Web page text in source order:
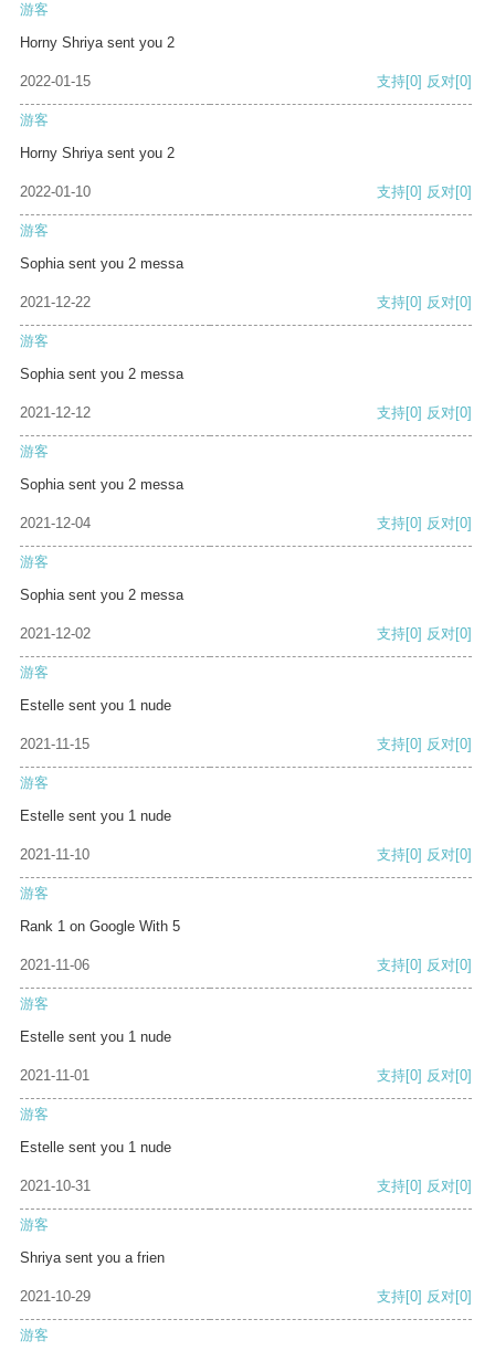
游客
Horny Shriya sent you 2
2022-01-15 支持[0] 反对[0]
游客
Horny Shriya sent you 2
2022-01-10 支持[0] 反对[0]
游客
Sophia sent you 2 messa
2021-12-22 支持[0] 反对[0]
游客
Sophia sent you 2 messa
2021-12-12 支持[0] 反对[0]
游客
Sophia sent you 2 messa
2021-12-04 支持[0] 反对[0]
游客
Sophia sent you 2 messa
2021-12-02 支持[0] 反对[0]
游客
Estelle sent you 1 nude
2021-11-15 支持[0] 反对[0]
游客
Estelle sent you 1 nude
2021-11-10 支持[0] 反对[0]
游客
Rank 1 on Google With 5
2021-11-06 支持[0] 反对[0]
游客
Estelle sent you 1 nude
2021-11-01 支持[0] 反对[0]
游客
Estelle sent you 1 nude
2021-10-31 支持[0] 反对[0]
游客
Shriya sent you a frien
2021-10-29 支持[0] 反对[0]
游客